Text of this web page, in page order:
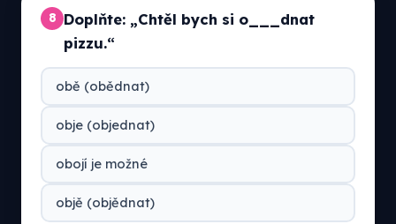
8 Doplňte: „Chtěl bych si o___dnat
pizzu.“
obě (obědnat)
obje (objednat)
obojí je možné
objě (objědnat)